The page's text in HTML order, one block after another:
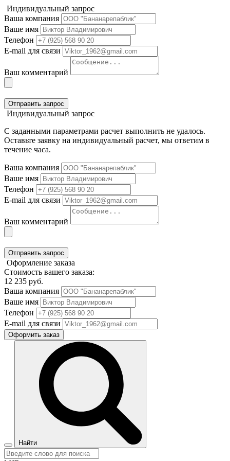
Индивидуальный запрос
Ваша компания
Ваше имя
Телефон
E-mail для связи
Ваш комментарий
Отправить запрос
Индивидуальный запрос
С заданными параметрами расчет выполнить не удалось.
Оставьте заявку на индивидуальный расчет, мы ответим в
течение часа.
Ваша компания
Ваше имя
Телефон
E-mail для связи
Ваш комментарий
Отправить запрос
Оформление заказа
Стоимость вашего заказа:
12 235 руб.
Ваша компания
Ваше имя
Телефон
E-mail для связи
Оформить заказ
Найти